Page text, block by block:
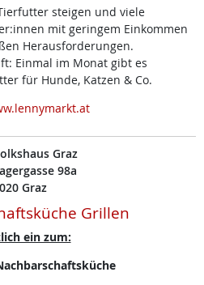
steigen und viele
mit geringem Einkommen
Herausforderungen.
Einmal im Monat gibt es
für Hunde, Katzen & Co.
Graz
98a
Graz
Grillen
ein zum: